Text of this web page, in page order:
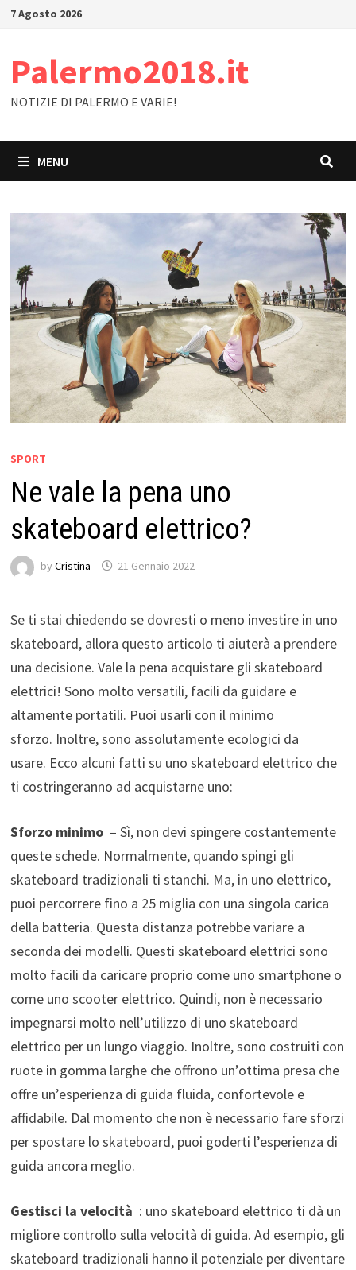
Skip7 Agosto 2026
Palermo2018.it
NOTIZIE DI PALERMO E VARIE!
MENU
SPORT
Ne vale la pena uno
skateboard elettrico?
by Cristina 21 Gennaio 2022
Se ti stai chiedendo se dovresti o meno investire in uno
skateboard, allora questo articolo ti aiuterà a prendere
una decisione. Vale la pena acquistare gli skateboard
elettrici! Sono molto versatili, facili da guidare e
altamente portatili. Puoi usarli con il minimo
sforzo. Inoltre, sono assolutamente ecologici da
usare. Ecco alcuni fatti su uno skateboard elettrico che
ti costringeranno ad acquistarne uno:
Sforzo minimo– Sì, non devi spingere costantemente
queste schede. Normalmente, quando spingi gli
skateboard tradizionali ti stanchi. Ma, in uno elettrico,
puoi percorrere fino a 25 miglia con una singola carica
della batteria. Questa distanza potrebbe variare a
seconda dei modelli. Questi skateboard elettrici sono
molto facili da caricare proprio come uno smartphone o
come uno scooter elettrico. Quindi, non è necessario
impegnarsi molto nell’utilizzo di uno skateboard
elettrico per un lungo viaggio. Inoltre, sono costruiti con
ruote in gomma larghe che offrono un’ottima presa che
offre un’esperienza di guida fluida, confortevole e
affidabile. Dal momento che non è necessario fare sforzi
per spostare lo skateboard, puoi goderti l’esperienza di
guida ancora meglio.
Gestisci la velocità : uno skateboard elettrico ti dà un
migliore controllo sulla velocità di guida. Ad esempio, gli
skateboard tradizionali hanno il potenziale per diventare